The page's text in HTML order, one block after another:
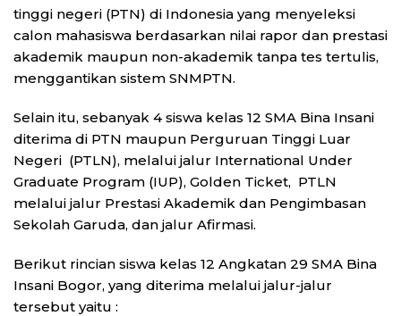
tinggi negeri (PTN) di Indonesia yang menyeleksi
calon mahasiswa berdasarkan nilai rapor dan prestasi
akademik maupun non-akademik tanpa tes tertulis,
menggantikan sistem SNMPTN.
Selain itu, sebanyak 4 siswa kelas 12 SMA Bina Insani
diterima di PTN maupun Perguruan Tinggi Luar
Negeri (PTLN), melalui jalur International Under
Graduate Program (IUP), Golden Ticket, PTLN
melalui jalur Prestasi Akademik dan Pengimbasan
Sekolah Garuda, dan jalur Afirmasi.
Berikut rincian siswa kelas 12 Angkatan 29 SMA Bina
Insani Bogor, yang diterima melalui jalur-jalur
tersebut yaitu :